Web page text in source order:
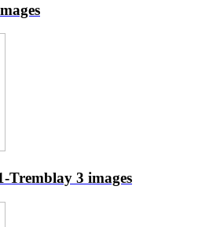
Tremblay 3 images